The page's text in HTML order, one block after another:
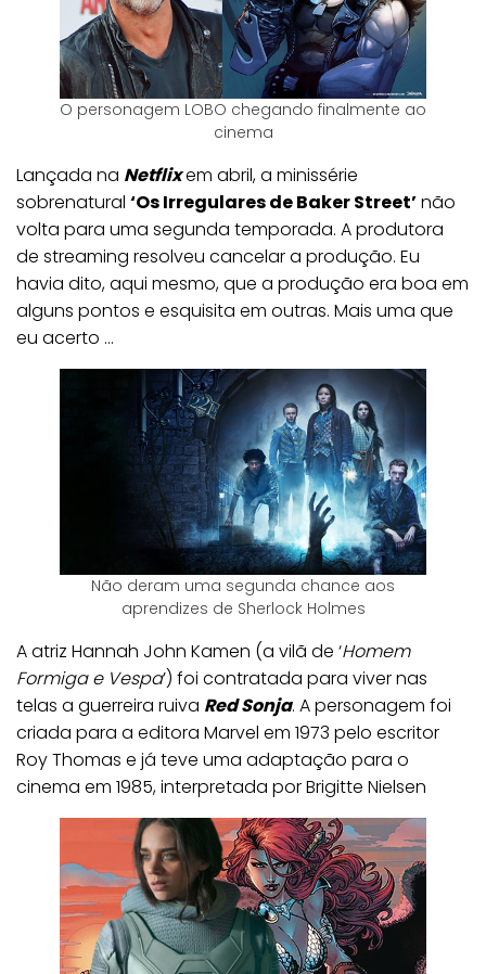
O personagem LOBO chegando finalmente ao
cinema
Lançada na Netflixem abril, a minissérie
sobrenatural ‘Os Irregulares de Baker Street’não
volta para uma segunda temporada. A produtora
de streaming resolveu cancelar a produção. Eu
havia dito, aqui mesmo, que a produção era boa em
alguns pontos e esquisita em outras. Mais uma que
eu acerto …
Não deram uma segunda chance aos
aprendizes de Sherlock Holmes
A atriz Hannah John Kamen (a vilã de ‘Homem
Formiga e Vespa’) foi contratada para viver nas
telas a guerreira ruiva Red Sonja. A personagem foi
criada para a editora Marvel em 1973 pelo escritor
Roy Thomas e já teve uma adaptação para o
cinema em 1985, interpretada por Brigitte Nielsen